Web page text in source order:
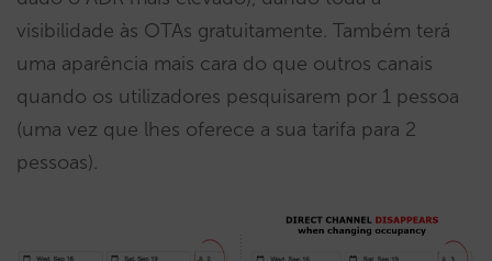
visibilidade às OTAs gratuitamente. Também terá
uma aparência mais cara do que outros canais
quando os utilizadores pesquisarem por 1 pessoa
(uma vez que lhes oferece a sua tarifa para 2
pessoas).